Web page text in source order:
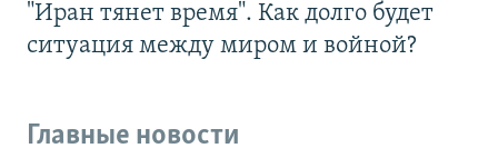
"Иран тянет время". Как долго будет
ситуация между миром и войной?
Главные новости